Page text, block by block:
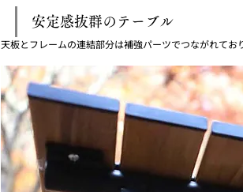
安定感抜群のテーブル
天板とフレームの連結部分は補強パーツでつながれてお